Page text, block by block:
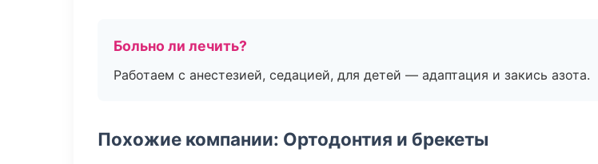
Больно ли лечить?
Работаем с анестезией, седацией, для детей — адаптация и закись азота.
Похожие компании: Ортодонтия и брекеты